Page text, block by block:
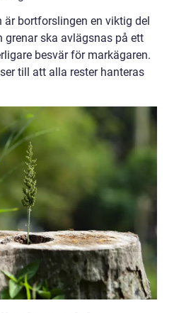
bortforslingen en viktig del
grenar ska avlägsnas på ett
besvär för markägaren.
till att alla rester hanteras